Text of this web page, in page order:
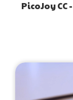
PicoJoy